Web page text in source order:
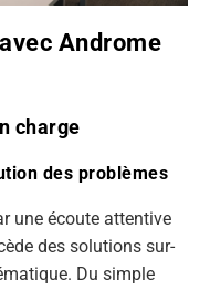
Androme
charge
des problèmes
une écoute attentive
des solutions sur-
Du simple